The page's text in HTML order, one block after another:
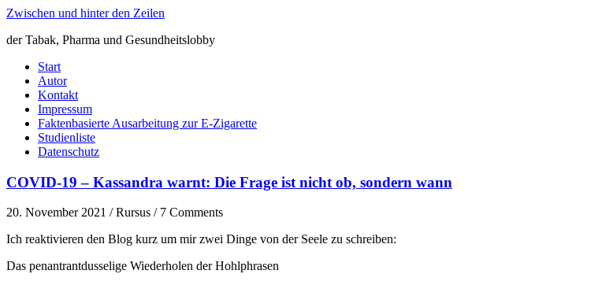
Zwischen und hinter den Zeilen
der Tabak, Pharma und Gesundheitslobby
Start
Autor
Kontakt
Impressum
Faktenbasierte Ausarbeitung zur E-Zigarette
Studienliste
Datenschutz
COVID-19 – Kassandra warnt: Die Frage ist nicht ob, sondern wann
20. November 2021 / Rursus / 7 Comments
Ich reaktivieren den Blog kurz um mir zwei Dinge von der Seele zu schreiben:
Das penantrantdusselige Wiederholen der Hohlphrasen